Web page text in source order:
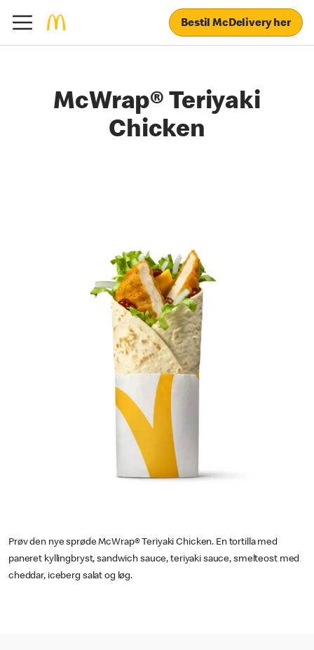
Bestil McDelivery her
McWrap® Teriyaki
Chicken
Prøv den nye sprøde McWrap® Teriyaki Chicken. En tortilla med
paneret kyllingbryst, sandwich sauce, teriyaki sauce, smelteost med
cheddar, iceberg salat og løg.